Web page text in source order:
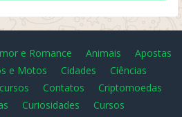
e Romance Animais
Apostas
e Motos Cidades
Ciências
Contatos
Criptomoedas
Curiosidades
Cursos